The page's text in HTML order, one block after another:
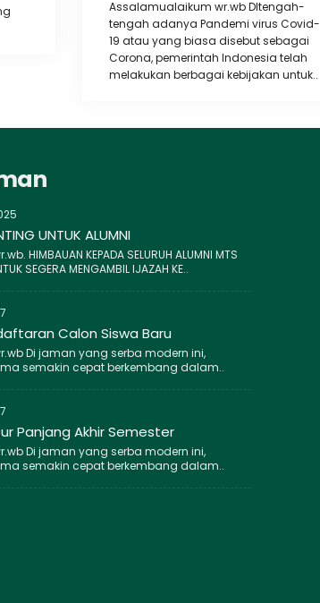
Assalamualaikum wr.wb DItengah-
tengah adanya Pandemi virus Covid-
19 atau yang biasa disebut sebagai
Corona, pemerintah Indonesia telah
melakukan berbagai kebijakan untuk..
UNTUK ALUMNI
HIMBAUAN KEPADA SELURUH ALUMNI MTS
SEGERA MENGAMBIL IJAZAH KE..
Calon Siswa Baru
Di jaman yang serba modern ini,
semakin cepat berkembang dalam..
Panjang Akhir Semester
Di jaman yang serba modern ini,
semakin cepat berkembang dalam..